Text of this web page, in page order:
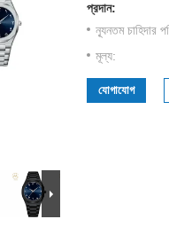
প্রদান:
ন্যূনতম চাহিদার
মূল্য:
যোগাযোগ